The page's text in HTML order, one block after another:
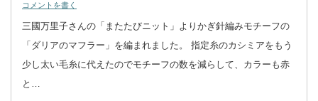
コメントを書く
三國万里子さんの「またたびニット」よりかぎ針編みモチーフの
「ダリアのマフラー」を編まれました。 指定糸のカシミアをもう
少し太い毛糸に代えたのでモチーフの数を減らして、カラーも赤
と…